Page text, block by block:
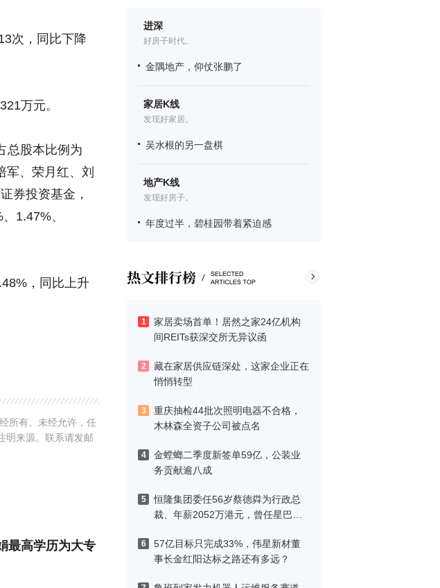
进深
好房子时代。
金隅地产，仰仗张鹏了
家居K线
发现好家居。
吴水根的另一盘棋
地产K线
发现好房子。
年度过半，碧桂园带着紧迫感
1
家居卖场首单！居然之家24亿机构
间REITs获深交所无异议函
2
藏在家居供应链深处，这家企业正在
悄悄转型
3
重庆抽检44批次照明电器不合格，
木林森全资子公司被点名
4
金螳螂二季度新签单59亿，公装业
务贡献逾八成
5
恒隆集团委任56岁蔡德粦为行政总
裁、年薪2052万港元，曾任星巴克
6
57亿目标只完成33%，伟星新材董
事长金红阳达标之路还有多远？
次，同比下降
万元。
总股本比例为
军、荣月红、刘
券投资基金，
1.47%、
，同比上升
所有。未经允许，任
明来源。联系请发邮
最高学历为大专